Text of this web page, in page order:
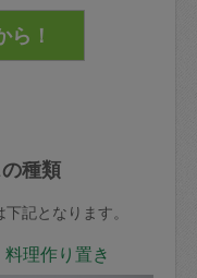
種類
記となります。
料理作り置き